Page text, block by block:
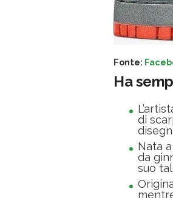
Fonte:
Ha
di
Nata
da
suo